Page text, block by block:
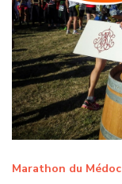
Marathon du Médoc